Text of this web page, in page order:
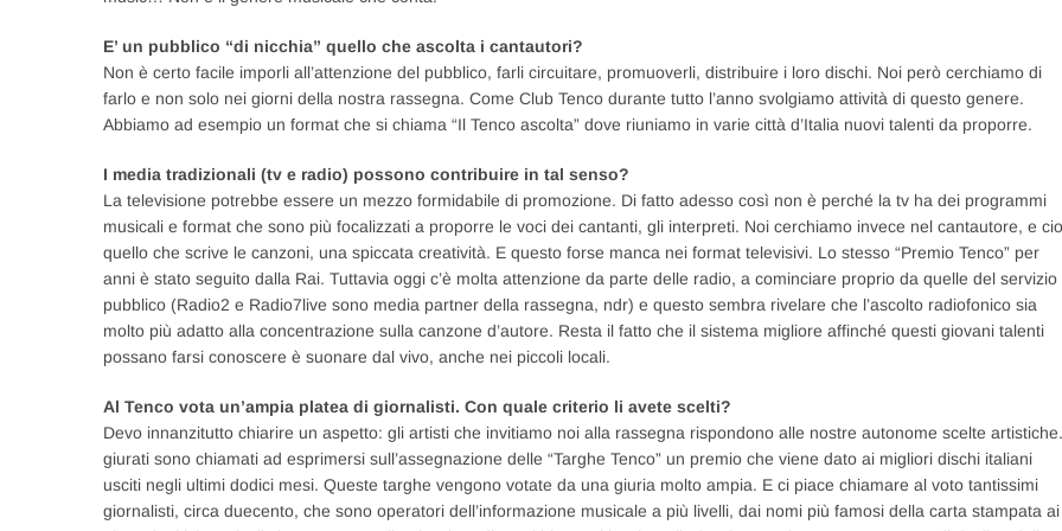
E’ un pubblico “di nicchia” quello che ascolta i cantautori?
Non è certo facile imporli all’attenzione del pubblico, farli circuitare, promuoverli, distribuire i loro dischi. Noi però cerchiamo di
farlo e non solo nei giorni della nostra rassegna. Come Club Tenco durante tutto l’anno svolgiamo attività di questo genere.
Abbiamo ad esempio un format che si chiama “Il Tenco ascolta” dove riuniamo in varie città d’Italia nuovi talenti da proporre.
I media tradizionali (tv e radio) possono contribuire in tal senso?
La televisione potrebbe essere un mezzo formidabile di promozione. Di fatto adesso così non è perché la tv ha dei programmi
musicali e format che sono più focalizzati a proporre le voci dei cantanti, gli interpreti. Noi cerchiamo invece nel cantautore, e
quello che scrive le canzoni, una spiccata creatività. E questo forse manca nei format televisivi. Lo stesso “Premio Tenco” per
anni è stato seguito dalla Rai. Tuttavia oggi c’è molta attenzione da parte delle radio, a cominciare proprio da quelle del servizio
pubblico (Radio2 e Radio7live sono media partner della rassegna, ndr) e questo sembra rivelare che l’ascolto radiofonico sia
molto più adatto alla concentrazione sulla canzone d’autore. Resta il fatto che il sistema migliore affinché questi giovani talenti
possano farsi conoscere è suonare dal vivo, anche nei piccoli locali.
Al Tenco vota un’ampia platea di giornalisti. Con quale criterio li avete scelti?
Devo innanzitutto chiarire un aspetto: gli artisti che invitiamo noi alla rassegna rispondono alle nostre autonome scelte
giurati sono chiamati ad esprimersi sull’assegnazione delle “Targhe Tenco” un premio che viene dato ai migliori dischi italiani
usciti negli ultimi dodici mesi. Queste targhe vengono votate da una giuria molto ampia. E ci piace chiamare al voto tantissimi
giornalisti, circa duecento, che sono operatori dell’informazione musicale a più livelli, dai nomi più famosi della carta stampata ai